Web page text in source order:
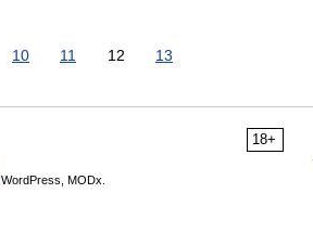
10 11 12 13
18+
WordPress, MODx.